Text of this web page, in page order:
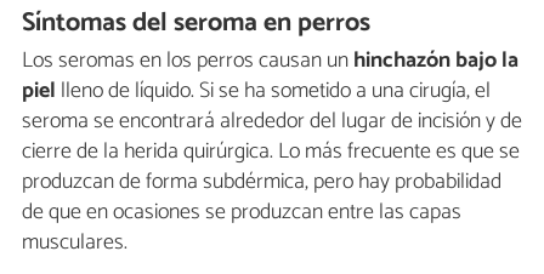
Síntomas del seroma en perros
Los seromas en los perros causan unhinchazón bajo la
piel lleno de líquido. Si se ha sometido a una cirugía, el
seroma se encontrará alrededor del lugar de incisión y de
cierre de la herida quirúrgica. Lo más frecuente es que se
produzcan de forma subdérmica, pero hay probabilidad
de que en ocasiones se produzcan entre las capas
musculares.